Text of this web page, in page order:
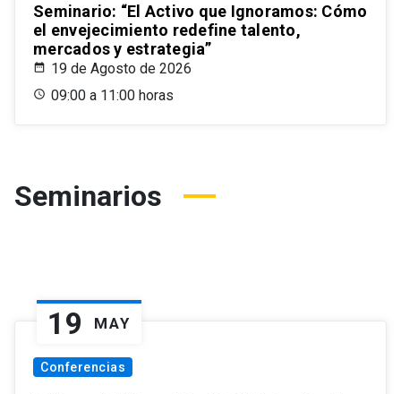
Seminario: “El Activo que Ignoramos: Cómo
el envejecimiento redefine talento,
mercados y estrategia”
19 de Agosto de 2026
09:00 a 11:00 horas
Seminarios
19 MAY
Conferencias